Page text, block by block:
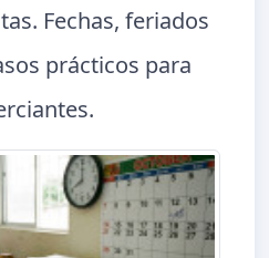
Fechas, feriados
prácticos para